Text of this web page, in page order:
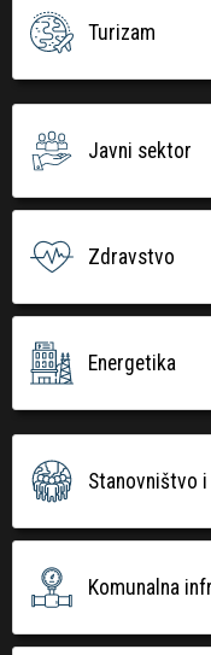
Turizam
Javni sektor
Zdravstvo
Energetika
Stanovništvo
Komunalna